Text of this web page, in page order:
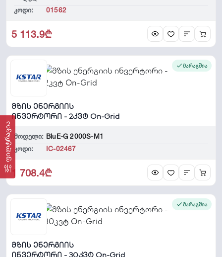
ფილტრაცია
კოდი:
01562
5 113.9₾
მარაგშია
მზის ენერგიის
ინვერტორი - 2კვტ On-Grid
მოდელი: BluE-G 2000S-M1
კოდი:
IC-02467
1 708.4₾
მარაგშია
მზის ენერგიის
ინვერტორი - 30კვტ On-Grid